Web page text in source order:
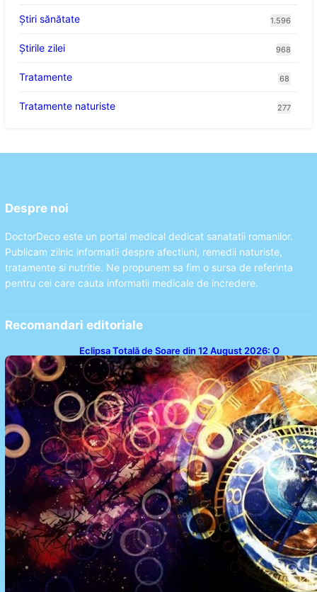
Ştiri sănătate 1.596
Știrile zilei 968
Tratamente 68
Tratamente naturiste 277
Despre noi
DoctorDeco este un portal medical dedicat sanatatii romanilor.
Publicam zilnic informatii despre afectiuni, remedii naturiste,
tratamente si nutritie. Ne propunem sa fim o sursa de referinta
pentru cei care cauta informatii medicale de incredere.
Recomandari editoriale
Eclipsa Totală de Soare din 12 August 2026: O
Analiză a Impactului asupra Trei Zodii și a Ciclului de
18 Ani